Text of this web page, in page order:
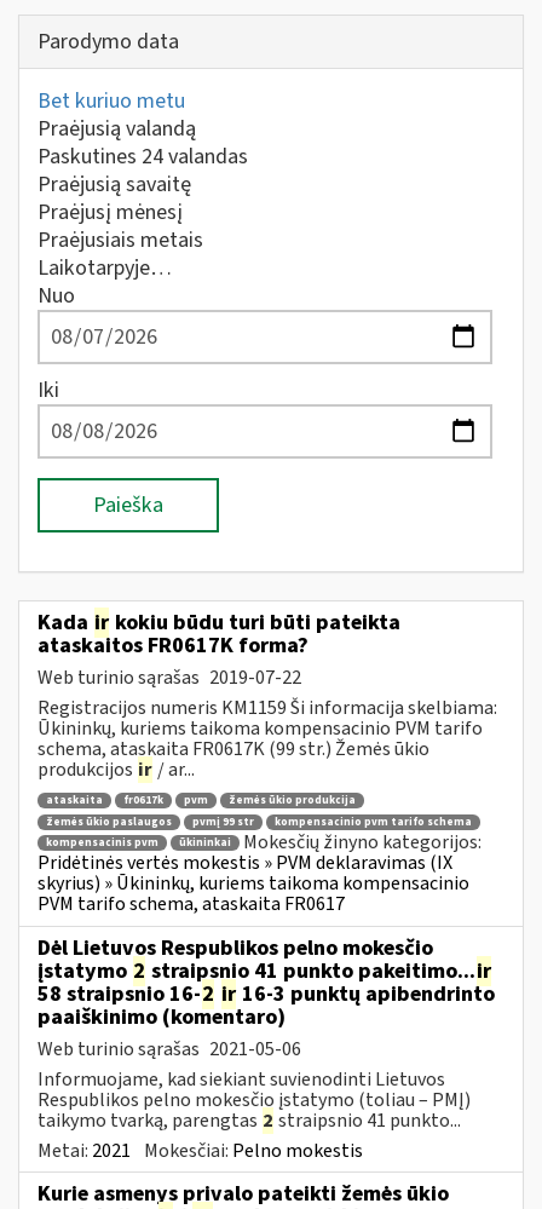
Parodymo data
Bet kuriuo metu
Praėjusią valandą
Paskutines 24 valandas
Praėjusią savaitę
Praėjusį mėnesį
Praėjusiais metais
Laikotarpyje…
Nuo
Iki
Paieška
Kada ir kokiu būdu turi būti pateikta
ataskaitos FR0617K forma?
Web turinio sąrašas 2019-07-22
Registracijos numeris KM1159 Ši informacija skelbiama:
Ūkininkų, kuriems taikoma kompensacinio PVM tarifo
schema, ataskaita FR0617K (99 str.) Žemės ūkio
produkcijos ir / ar...
ataskaita fr0617k pvm
žemės ūkio produkcija
žemės ūkio paslaugos
pvmį 99 str
kompensacinio pvm tarifo schema
kompensacinis pvm
ūkininkai
Mokesčių žinyno kategorijos:
Pridėtinės vertės mokestis » PVM deklaravimas (IX
skyrius) » Ūkininkų, kuriems taikoma kompensacinio
PVM tarifo schema, ataskaita FR0617
Dėl Lietuvos Respublikos pelno mokesčio
įstatymo 2 straipsnio 41 punkto pakeitimo...ir
58 straipsnio 16-2 ir 16-3 punktų apibendrinto
paaiškinimo (komentaro)
Web turinio sąrašas 2021-05-06
Informuojame, kad siekiant suvienodinti Lietuvos
Respublikos pelno mokesčio įstatymo (toliau – PMĮ)
taikymo tvarką, parengtas 2 straipsnio 41 punkto...
Metai: 2021 Mokesčiai: Pelno mokestis
Kurie asmenys privalo pateikti žemės ūkio